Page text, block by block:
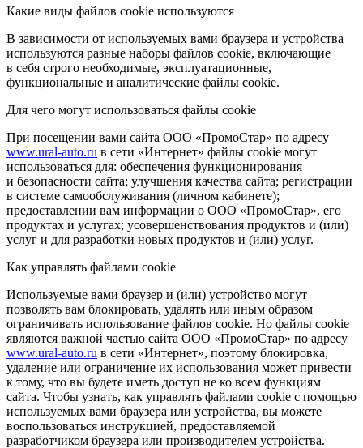
Какие виды файлов cookie используются
В зависимости от используемых вами браузера и устройства
используются разные наборы файлов cookie, включающие
в себя строго необходимые, эксплуатационные,
функциональные и аналитические файлы cookie.
Для чего могут использоваться файлы cookie
При посещении вами сайта ООО «ПромоСтар» по адресу
www.ural-auto.ru в сети «Интернет» файлы cookie могут
использоваться для: обеспечения функционирования
и безопасности сайта; улучшения качества сайта; регистрации
в системе самообслуживания (личном кабинете);
предоставлении вам информации о ООО «ПромоСтар», его
продуктах и услугах; усовершенствования продуктов и (или)
услуг и для разработки новых продуктов и (или) услуг.
Как управлять файлами cookie
Используемые вами браузер и (или) устройство могут
позволять вам блокировать, удалять или иным образом
ограничивать использование файлов cookie. Но файлы cookie
являются важной частью сайта ООО «ПромоСтар» по адресу
www.ural-auto.ru в сети «Интернет», поэтому блокировка,
удаление или ограничение их использования может привести
к тому, что вы будете иметь доступ не ко всем функциям
сайта. Чтобы узнать, как управлять файлами cookie с помощью
используемых вами браузера или устройства, вы можете
воспользоваться инструкцией, предоставляемой
разработчиком браузера или производителем устройства.